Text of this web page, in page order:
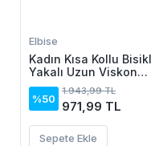
Elbise
Kadın Kısa Kollu
Yakalı Uzun Viskon
Elbise
%50
1.943,99 TL
971,99 TL
Sepete Ekle